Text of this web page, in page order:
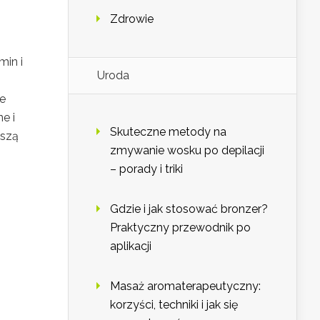
i
i
Zdrowie
Uroda
Skuteczne metody na
zmywanie wosku po depilacji
– porady i triki
Gdzie i jak stosować bronzer?
Praktyczny przewodnik po
aplikacji
Masaż aromaterapeutyczny:
korzyści, techniki i jak się